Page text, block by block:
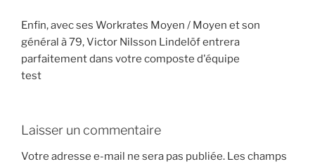
Enfin, avec ses Workrates Moyen / Moyen et son
général à 79, Victor Nilsson Lindelöf entrera
parfaitement dans votre composte d'équipe
test
Laisser un commentaire
Votre adresse e-mail ne sera pas publiée. Les champs